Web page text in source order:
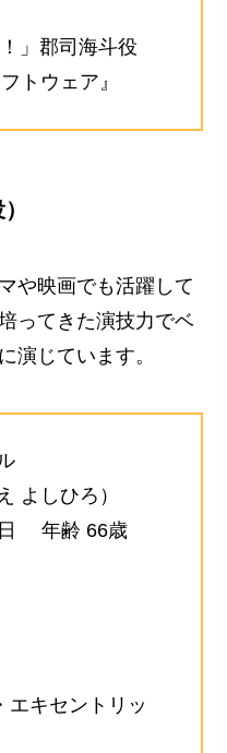
」郡司海斗役
トウェア』
や映画でも活躍して
ってきた演技力でベ
演じています。
よしひろ）
日 年齢 66歳
エキセントリッ